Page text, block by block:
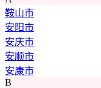
鞍山市
安阳市
安庆市
安顺市
安康市
B